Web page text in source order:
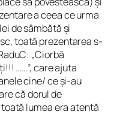
a ceea ce urma
de sâmbătă și
toată prezentarea s-
„Ciorbă
……”, care ajuta
cine/ ce și-au
că dorul de
lumea era atentă